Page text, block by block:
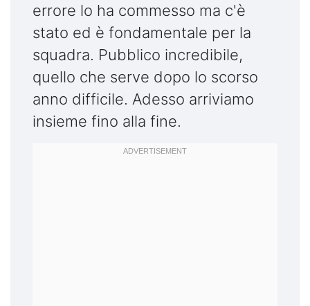
errore lo ha commesso ma c'è
stato ed è fondamentale per la
squadra. Pubblico incredibile,
quello che serve dopo lo scorso
anno difficile. Adesso arriviamo
insieme fino alla fine.